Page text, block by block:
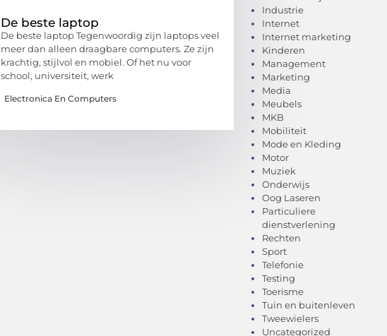
De beste laptop
De beste laptop Tegenwoordig zijn laptops veel
meer dan alleen draagbare computers. Ze zijn
krachtig, stijlvol en mobiel. Of het nu voor
school, universiteit, werk
Electronica En Computers
Industrie
Internet
Internet marketing
Kinderen
Management
Marketing
Media
Meubels
MKB
Mobiliteit
Mode en Kleding
Motor
Muziek
Onderwijs
Oog Laseren
Particuliere
dienstverlening
Rechten
Sport
Telefonie
Testing
Toerisme
Tuin en buitenleven
Tweewielers
Uncategorized